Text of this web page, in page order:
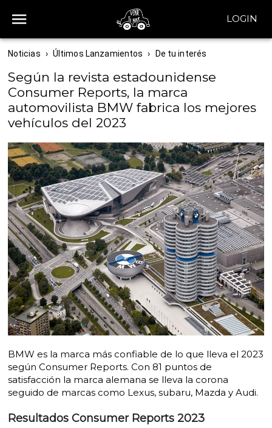
LOGIN
Noticias › Últimos Lanzamientos › De tu interés
Según la revista estadounidense
Consumer Reports, la marca
automovilista BMW fabrica los mejores
vehículos del 2023
BMW es la marca más confiable de lo que lleva el 2023
según Consumer Reports. Con 81 puntos de
satisfacción la marca alemana se lleva la corona
seguido de marcas como Lexus, subaru, Mazda y Audi.
Resultados Consumer Reports 2023